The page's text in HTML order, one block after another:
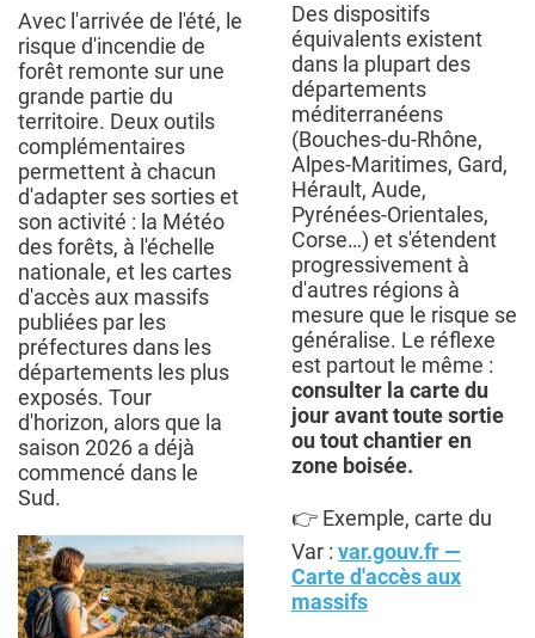
Avec l'arrivée de l'été, le
risque d'incendie de
forêt remonte sur une
grande partie du
territoire. Deux outils
complémentaires
permettent à chacun
d'adapter ses sorties et
son activité : la Météo
des forêts, à l'échelle
nationale, et les cartes
d'accès aux massifs
publiées par les
préfectures dans les
départements les plus
exposés. Tour
d'horizon, alors que la
saison 2026 a déjà
commencé dans le
Sud.
Des dispositifs
équivalents existent
dans la plupart des
départements
méditerranéens
(Bouches-du-Rhône,
Alpes-Maritimes, Gard,
Hérault, Aude,
Pyrénées-Orientales,
Corse…) et s'étendent
progressivement à
d'autres régions à
mesure que le risque se
généralise. Le réflexe
est partout le même :
consulter la carte du
jour avant toute sortie
ou tout chantier en
zone boisée.
👉 Exemple, carte du
Var : var.gouv.fr —
Carte d'accès aux
massifs